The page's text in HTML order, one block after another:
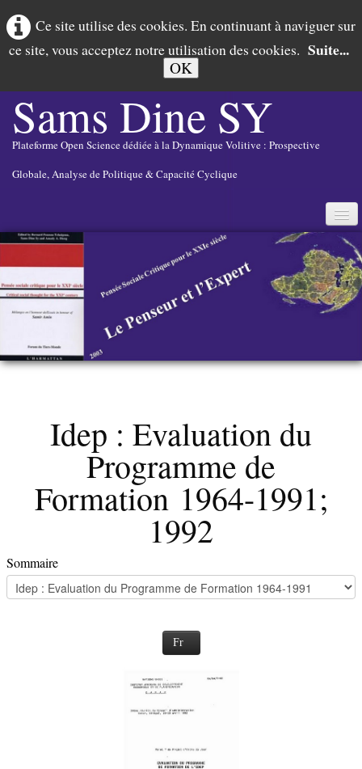
Ce site utilise des cookies. En continuant à naviguer sur
ce site, vous acceptez notre utilisation des cookies. Suite...
OK
Sams Dine SY
Plateforme Open Science dédiée à la Dynamique Volitive : Prospective
Globale, Analyse de Politique & Capacité Cyclique
Français▼
DYNAMIQUE VOLITIVE
PROSPECTIVE GLOBALE
POLICY ANALYSIS
CAPACITE CYCLIQUE
Idep : Evaluation du
Programme de
Formation 1964-1991;
1992
Sommaire
Fr